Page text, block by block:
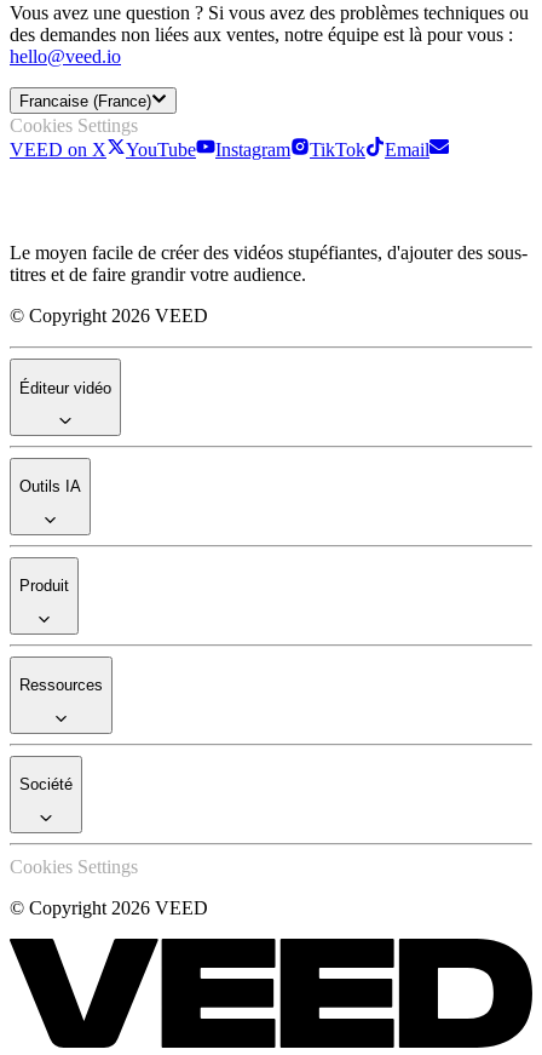
Vous avez une question ? Si vous avez des problèmes techniques ou
des demandes non liées aux ventes, notre équipe est là pour vous :
hello@veed.io
Francaise (France)
Cookies Settings
VEED on X
YouTube Instagram TikTok Email
Le moyen facile de créer des vidéos stupéfiantes, d'ajouter des sous-
titres et de faire grandir votre audience.
© Copyright 2026 VEED
Éditeur vidéo
Outils IA
Produit
Ressources
Société
Cookies Settings
© Copyright 2026 VEED